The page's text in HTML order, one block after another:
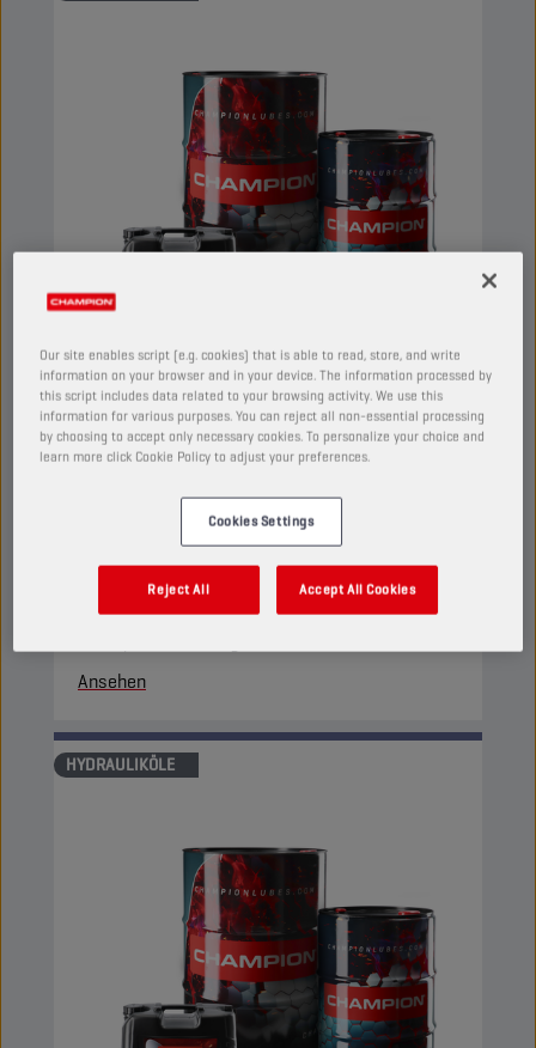
CHAMPIONHYDRO HV
ISO 22
4404
Ein Paraffinöl von hohem Viskositätsindex auf
Basis ausgewählter Inhaltsstoffe, speziell zur
Verwendung in Hydraulikleitungen geeignet. Hält
Ansehen
HYDRAULIKÖLE
Our site enables script (e.g. cookies) that is able to read, store, and write
information on your browser and in your device. The information processed by
this script includes data related to your browsing activity. We use this
information for various purposes. You can reject all non-essential processing
by choosing to accept only necessary cookies. To personalize your choice and
learn more click Cookie Policy to adjust your preferences.
Cookies Settings
Reject All Accept All Cookies